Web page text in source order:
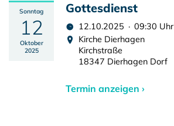
Sonntag
12
Oktober
2025
Gottesdienst
12.10.2025 · 09:30 Uhr
Kirche Dierhagen
Kirchstraße
18347 Dierhagen Dorf
Termin anzeigen ›